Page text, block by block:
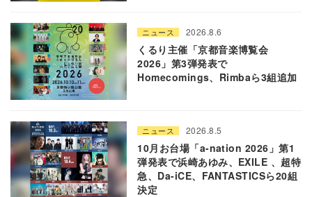
ニュース 2026.8.6
くるり主催「京都音楽博覧会
2026」第3弾発表で
Homecomings、Rimbaら3組追加
ニュース 2026.8.5
10月お台場「a-nation 2026」第1
弾発表で浜崎あゆみ、EXILE 、超特
急、Da-iCE、FANTASTICSら20組
決定